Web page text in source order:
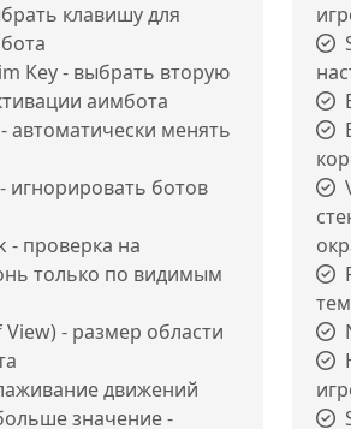
клавишу для
Key - выбрать вторую
аимбота
автоматически менять
игнорировать ботов
- проверка на
только по видимым
View) - размер области
движений
значение -